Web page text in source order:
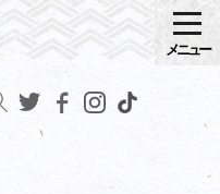
メニュー